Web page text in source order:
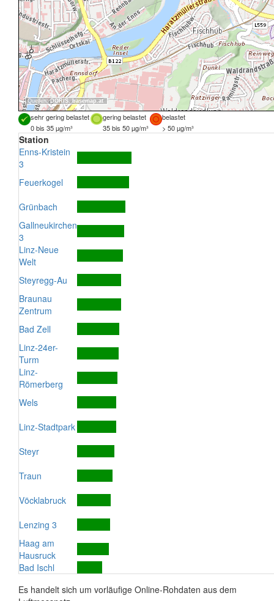
Quellen:DORIS, basemap.at
sehr gering belastet gering belastet
belastet
0 bis 35 µg/m³
35 bis 50 µg/m³ > 50 µg/m³
Station
Enns-Kristein
3
Feuerkogel
Grünbach
Gallneukirchen
3
Linz-Neue
Welt
Steyregg-Au
Braunau
Zentrum
Bad Zell
Linz-24er-
Turm
Linz-
Römerberg
Wels
Linz-Stadtpark
Steyr
Traun
Vöcklabruck
Lenzing 3
Haag am
Hausruck
Bad Ischl
Es handelt sich um vorläufige Online-Rohdaten aus dem